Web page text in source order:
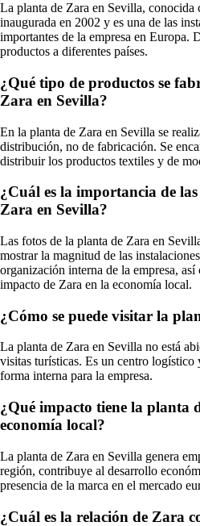
La planta de Zara en Sevilla,
inaugurada en 2002 y es una de las
importantes de la empresa en Europa.
productos a diferentes países.
¿Qué tipo de productos se
Zara en Sevilla?
En la planta de Zara en Sevilla se
distribución, no de fabricación. Se
distribuir los productos textiles y de
¿Cuál es la importancia de
Zara en Sevilla?
Las fotos de la planta de Zara en
mostrar la magnitud de las
organización interna de la empresa,
impacto de Zara en la economía local.
¿Cómo se puede visitar la
La planta de Zara en Sevilla no está
visitas turísticas. Es un centro
forma interna para la empresa.
¿Qué impacto tiene la planta
economía local?
La planta de Zara en Sevilla genera
región, contribuye al desarrollo
presencia de la marca en el mercado
¿Cuál es la relación de Zara